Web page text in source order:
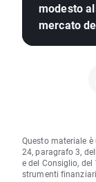
modesto
mercato
Questo materiale
24, paragrafo 3,
e del Consiglio,
strumenti